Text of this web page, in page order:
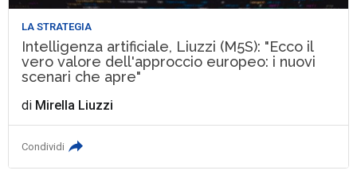
LA STRATEGIA
Intelligenza artificiale, Liuzzi (M5S): "Ecco il
vero valore dell'approccio europeo: i nuovi
scenari che apre"
di Mirella Liuzzi
Condividi